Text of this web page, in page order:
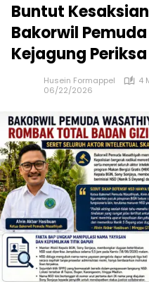
Buntut
Bakorwil
Kejagung
Husein Formappel
4
06/22/2026